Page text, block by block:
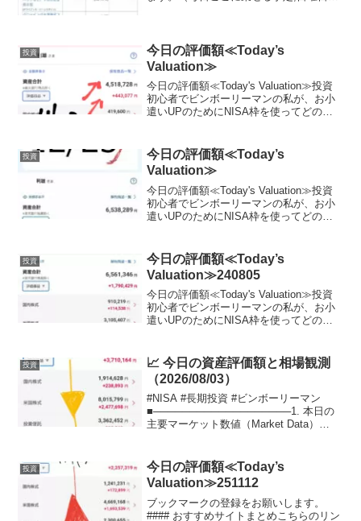
天証券を使用してます...
投資
今日の評価額≪Today’s
Valuation≫
今日の評価額≪Today's Valuation≫投資
初心者でビンボーリーマンの私が、お小
遣いUPのためにNISA枠を使ってどの銘
きるだけ投資に回すようにしています。
終...
投資
今日の評価額≪Today’s
Valuation≫
今日の評価額≪Today's Valuation≫投資
初心者でビンボーリーマンの私が、お小
遣いUPのためにNISA枠を使ってどの銘
きるだけ投資に回すようにしています。
終...
投資
今日の評価額≪Today’s
Valuation≫240805
今日の評価額≪Today's Valuation≫投資
初心者でビンボーリーマンの私が、お小
遣いUPのためにNISA枠を使ってどの銘
えていれば、少なからず長期投資を始め
る...
投資
📈 今日の資産評価額と相場観測
（2026/08/03）
#NISA #長期投資 #ビンボーリーマン
■───────────────────1. 本日の
主要マーケット数値（Market Data）
...
投資
今日の評価額≪Today’s
Valuation≫251112
ブックマークの登録をお願いします。
#### おすすめサイトまとめこちらのリン